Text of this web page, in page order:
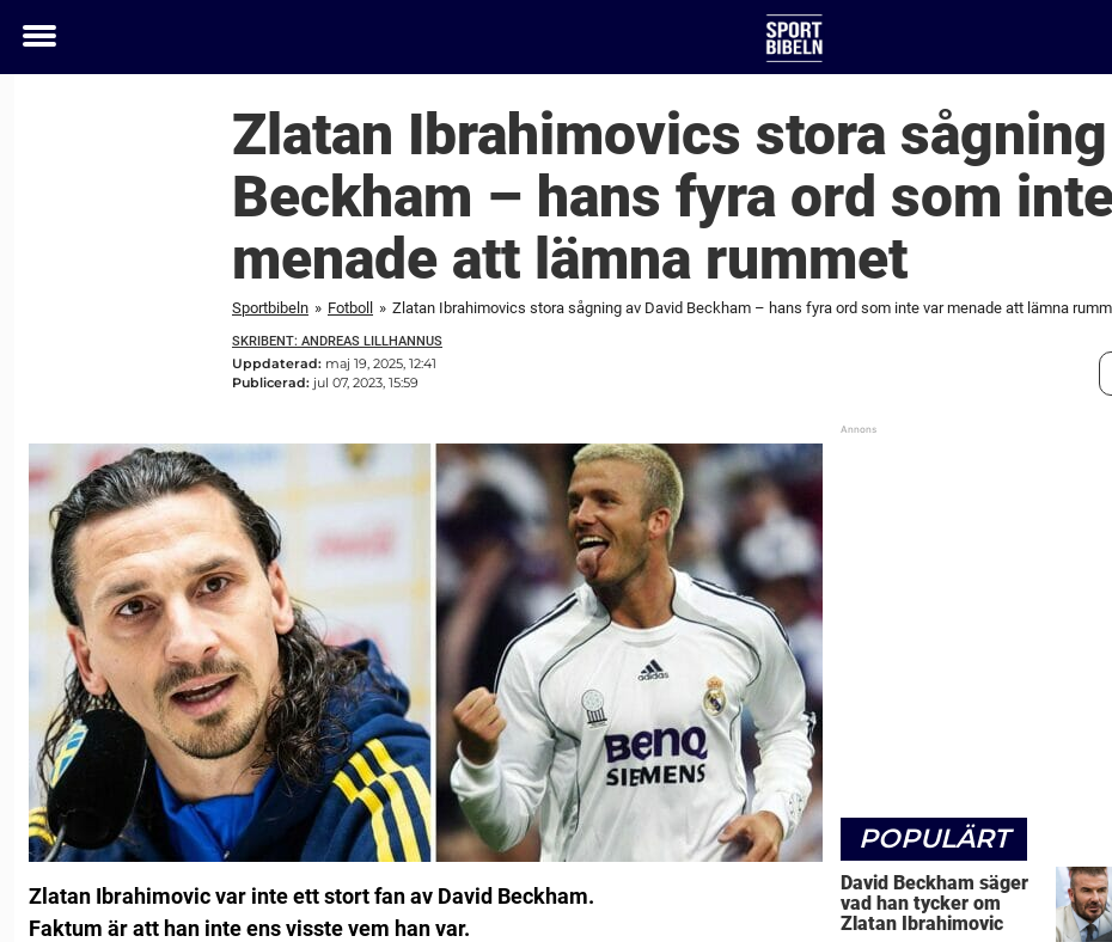
Toggle
Zlatan Ibrahimovics stora
Beckham – hans fyra ord som
menade att lämna rummet
Sportbibeln » Fotboll » Zlatan Ibrahimovics stora sågning av David Beckham – hans fyra ord som inte var menade att lämna
SKRIBENT: ANDREAS LILLHANNUS
Uppdaterad: maj 19, 2025, 12:41
Publicerad: jul 07, 2023, 15:59
Zlatan Ibrahimovic var inte ett stort fan av David Beckham.
Faktum är att han inte ens visste vem han var.
POPULÄRT
David Beckham säger
vad han tycker om
Zlatan Ibrahimovic